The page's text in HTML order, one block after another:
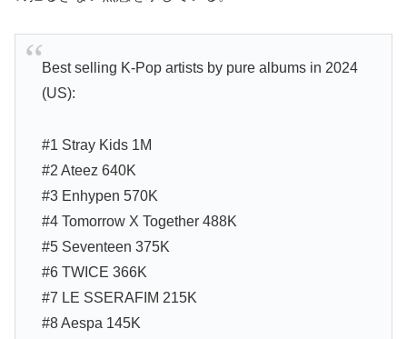
Best selling K-Pop artists by pure albums in 2024
(US):
#1 Stray Kids 1M
#2 Ateez 640K
#3 Enhypen 570K
#4 Tomorrow X Together 488K
#5 Seventeen 375K
#6 TWICE 366K
#7 LE SSERAFIM 215K
#8 Aespa 145K